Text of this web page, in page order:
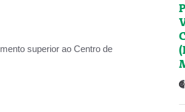
superior ao Centro de